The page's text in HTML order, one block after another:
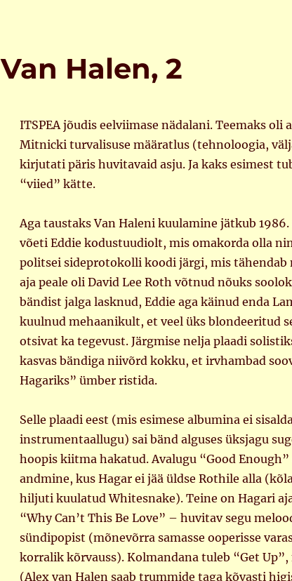
Halen, 2
ITSPEA jõudis eelviimase nädalani. Teemaks oli
Mitnicki turvalisuse määratlus (tehnoloogia,
kirjutati päris huvitavaid asju. Ja kaks esimest
“viied” kätte.
Aga taustaks Van Haleni kuulamine jätkub 1986.
võeti Eddie kodustuudiolt, mis omakorda olla
politsei sideprotokolli koodi järgi, mis tähendab
aja peale oli David Lee Roth võtnud nõuks
bändist jalga lasknud, Eddie aga käinud enda
kuulnud mehaanikult, et veel üks blondeeritud
otsivat ka tegevust. Järgmise nelja plaadi
kasvas bändiga niivõrd kokku, et irvhambad
Hagariks” ümber ristida.
Selle plaadi eest (mis esimese albumina ei
instrumentaallugu) sai bänd alguses üksjagu
hoopis kiitma hakatud. Avalugu “Good
andmine, kus Hagar ei jää üldse Rothile alla
hiljuti kuulatud Whitesnake). Teine on Hagari
“Why Can’t This Be Love” – huvitav segu
sündipopist (mõnevõrra samasse ooperisse
korralik kõrvauss). Kolmandana tuleb “Get
(Alex van Halen saab trummide taga kõvasti